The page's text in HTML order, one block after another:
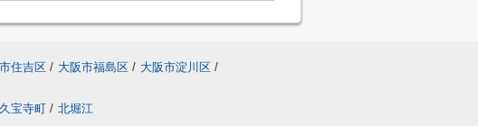
住吉区 / 大阪市福島区 / 大阪市淀川区 /
宝寺町 / 北堀江